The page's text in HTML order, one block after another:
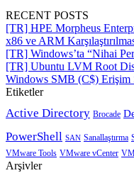
RECENT POSTS
[TR] HPE Morpheus
x86 ve ARM
[TR] Windows’ta “Nihai
[TR] Ubuntu LVM Root
Windows SMB (C$) Erişim
Etiketler
Active Directory Brocade
PowerShell SAN Sanallaştırma
VMware Tools VMware vCenter
Arşivler